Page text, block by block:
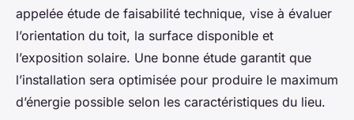
appelée étude de faisabilité technique, vise à évaluer
l’orientation du toit, la surface disponible et
l’exposition solaire. Une bonne étude garantit que
l’installation sera optimisée pour produire le maximum
d’énergie possible selon les caractéristiques du lieu.